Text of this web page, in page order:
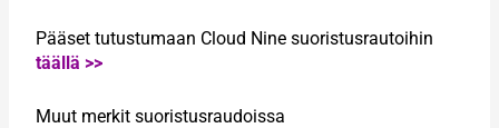
Pääset tutustumaan Cloud Nine suoristusrautoihin
täällä >>
Muut merkit suoristusraudoissa